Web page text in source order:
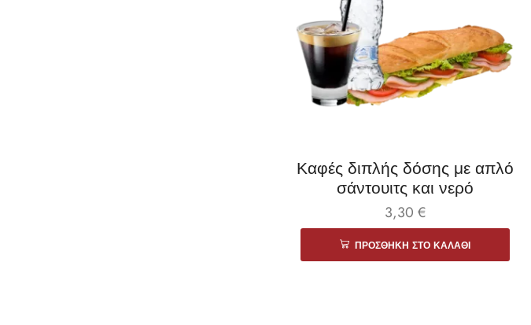
Καφές διπλής δόσης με απλό
σάντουιτς και νερό
3,30 €
ΠΡΟΣΘΉΚΗ ΣΤΟ ΚΑΛΆΘΙ